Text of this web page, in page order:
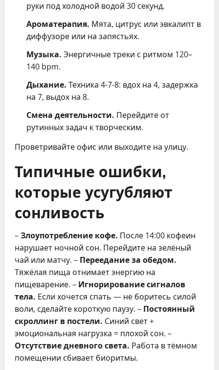
руки под холодной водой 30 секунд.
Ароматерапия. Мята, цитрус или эвкалипт в
диффузоре или на запястьях.
Музыка. Энергичные треки с ритмом 120–
140 bpm.
Дыхание. Техника 4-7-8: вдох на 4, задержка
на 7, выдох на 8.
Смена деятельности. Перейдите от
рутинных задач к творческим.
Проветривайте офис или выходите на улицу.
Типичные ошибки,
которые усугубляют
сонливость
–Злоупотребление кофе. После 14:00 кофеин
нарушает ночной сон. Перейдите на зелёный
чай или матчу. – Переедание за обедом.
Тяжёлая пища отнимает энергию на
пищеварение. – Игнорирование сигналов
тела. Если хочется спать — не боритесь силой
воли, сделайте короткую паузу. – Постоянный
скроллинг в постели. Синий свет +
эмоциональная нагрузка = плохой сон. –
Отсутствие дневного света. Работа в тёмном
помещении сбивает биоритмы.